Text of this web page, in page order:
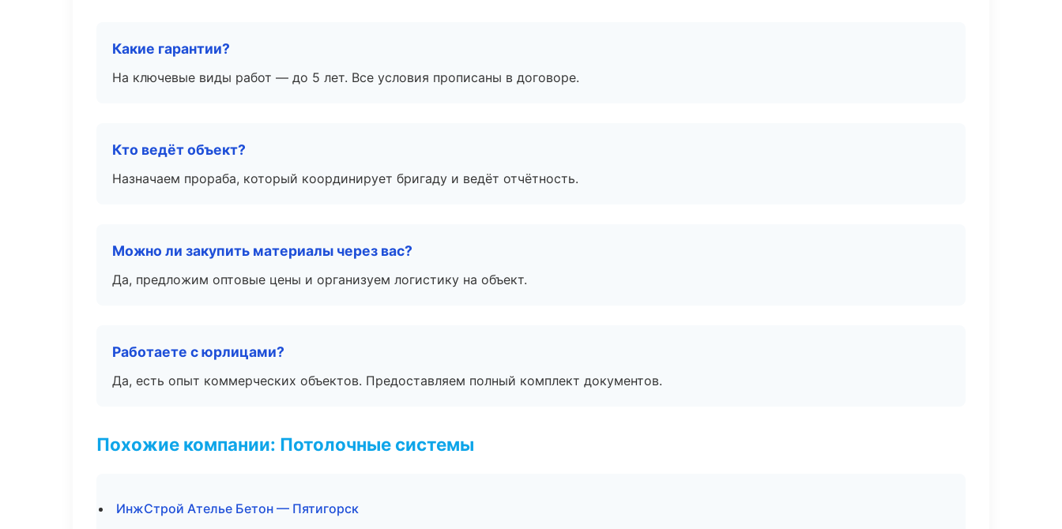
Какие гарантии?
На ключевые виды работ — до 5 лет. Все условия прописаны в договоре.
Кто ведёт объект?
Назначаем прораба, который координирует бригаду и ведёт отчётность.
Можно ли закупить материалы через вас?
Да, предложим оптовые цены и организуем логистику на объект.
Работаете с юрлицами?
Да, есть опыт коммерческих объектов. Предоставляем полный комплект документов.
Похожие компании: Потолочные системы
ИнжСтрой Ателье Бетон — Пятигорск